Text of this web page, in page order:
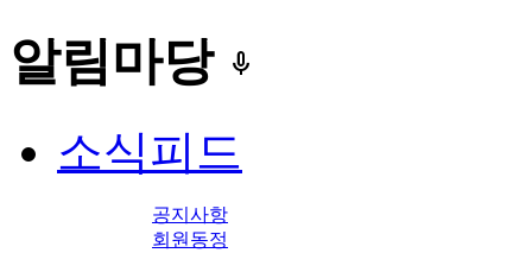
알림마당 keyboard_voice
소식피드
공지사항
회원동정